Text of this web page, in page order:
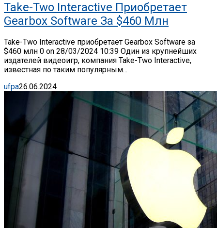
Take-Two Interactive Приобретает
Gearbox Software За $460 Млн
Take-Two Interactive приобретает Gearbox Software за
$460 млн 0 on 28/03/2024 10:39 Один из крупнейших
издателей видеоигр, компания Take-Two Interactive,
известная по таким популярным...
ufpa26.06.2024